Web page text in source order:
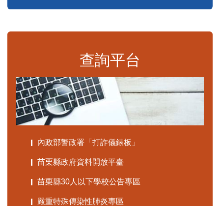
查詢平台
內政部警政署「打詐儀錶板」
苗栗縣政府資料開放平臺
苗栗縣30人以下學校公告專區
嚴重特殊傳染性肺炎專區